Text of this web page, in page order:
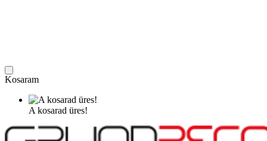
Kosaram
A kosarad üres!